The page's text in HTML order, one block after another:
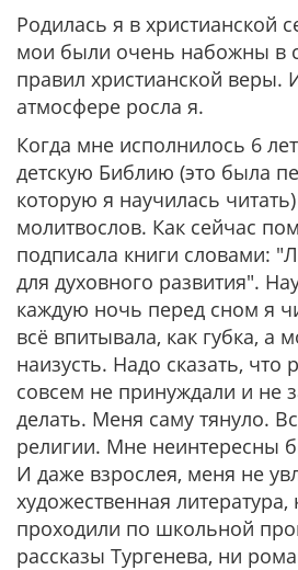
Родилась я в христианской
мои были очень набожны в
правил христианской веры.
атмосфере росла я.
Когда мне исполнилось 6
детскую Библию (это была
которую я научилась
молитвослов. Как сейчас
подписала книги словами:
для духовного развития".
каждую ночь перед сном я
всё впитывала, как губка, а
наизусть. Надо сказать, что
совсем не принуждали и не
делать. Меня саму тянуло.
религии. Мне неинтересны
И даже взрослея, меня не
художественная литература,
проходили по школьной
рассказы Тургенева, ни